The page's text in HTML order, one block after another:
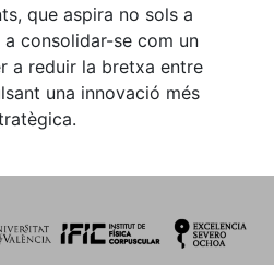
que aspira no sols a
consolidar-se com un
a reduir la bretxa entre
una innovació més